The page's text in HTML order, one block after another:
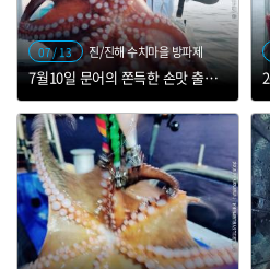
07 / 13 진/진해 수치마을 방파제
7월10일 문어의 쫀득한 손맛 출조 조황